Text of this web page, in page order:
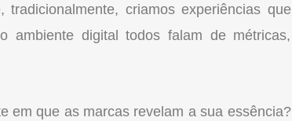
criamos experiências que
ambiente digital todos falam de métricas,
em que as marcas revelam a sua essência?